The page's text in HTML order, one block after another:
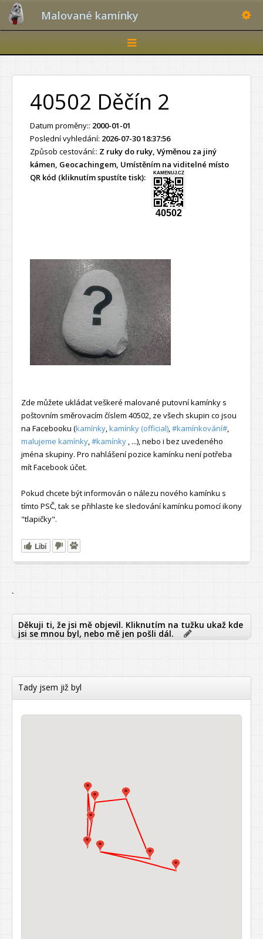
Malované kamínky
Toggle
navigation
40502 Děčín 2
Datum proměny:: 2000-01-01
Poslední vyhledání: 2026-07-30 18:37:56
Způsob cestování:: Z ruky do ruky, Výměnou za jiný
kámen, Geocachingem, Umístěním na viditelné místo
QR kód (kliknutím spustíte tisk):
KAMENUJ.CZ
40502
Zde můžete ukládat veškeré malované putovní kamínky s
poštovním směrovacím číslem 40502, ze všech skupin co jsou
na Facebooku (kamínky kamínky (official) #kamínkování#
malujeme kamínky #kamínky , ...), nebo i bez uvedeného
jména skupiny. Pro nahlášení pozice kamínku není potřeba
mít Facebook účet.
Pokud chcete být informován o nálezu nového kamínku s
tímto PSČ, tak se přihlaste ke sledování kamínku pomocí ikony
"tlapičky".
Líbí
`
Děkuji ti, že jsi mě objevil. Kliknutím na tužku ukaž kde
jsi se mnou byl, nebo mě jen pošli dál.
Tady jsem již byl